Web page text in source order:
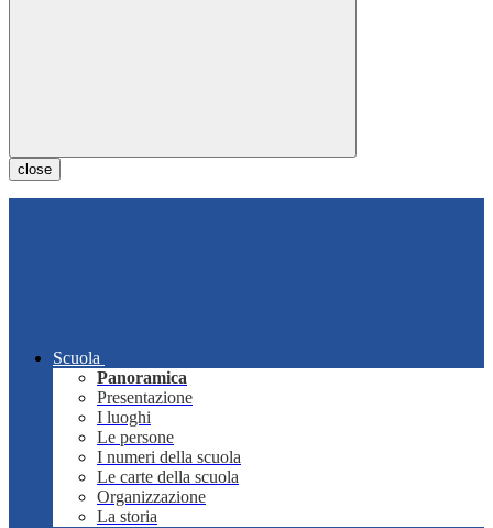
close
Scuola
Panoramica
Presentazione
I luoghi
Le persone
I numeri della scuola
Le carte della scuola
Organizzazione
La storia